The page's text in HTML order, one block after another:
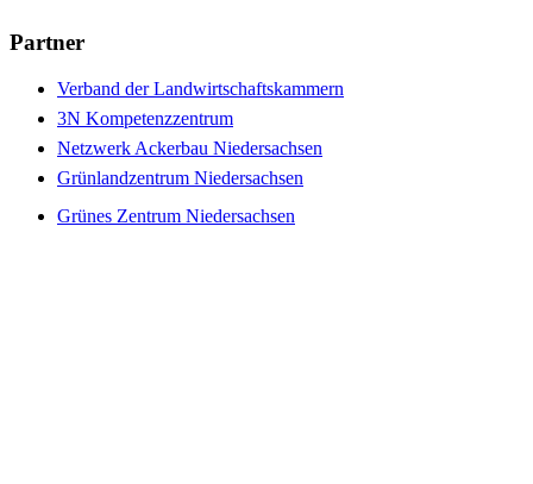
Partner
Verband der Landwirtschaftskammern
3N Kompetenzzentrum
Netzwerk Ackerbau Niedersachsen
Grünlandzentrum Niedersachsen
Grünes Zentrum Niedersachsen